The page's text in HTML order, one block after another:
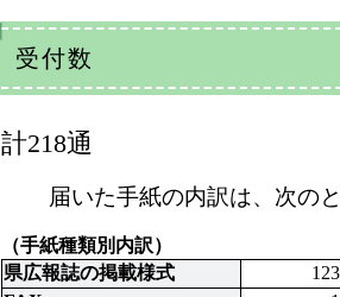
受付数
計218通
届いた手紙の内訳は、次の
（手紙種類別内訳）
県広報誌の掲載様式